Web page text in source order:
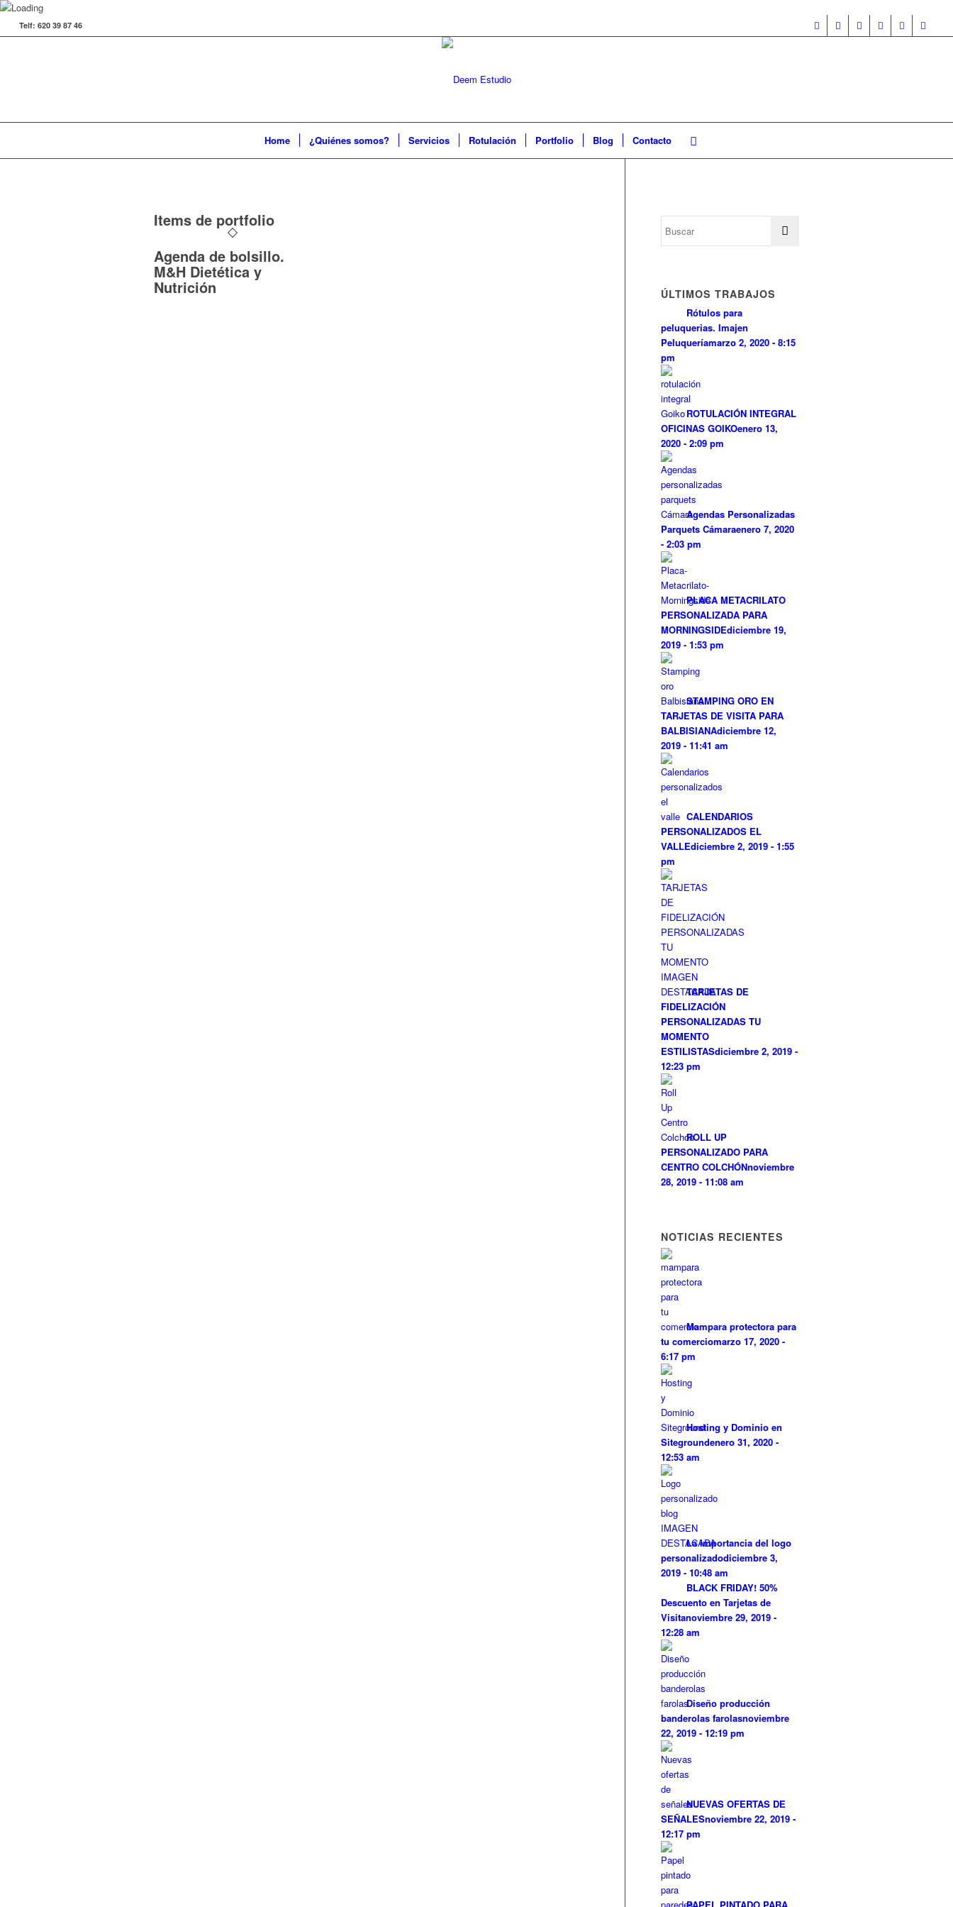
Telf: 620 39 87 46
Home ¿Quiénes somos? Servicios Rotulación Portfolio Blog Contacto
Items de portfolio
Agenda de bolsillo.
M&H Dietética y
Nutrición ÚLTIMOS TRABAJOS
Rótulos para
peluquerias. Imajen
Peluqueríamarzo 2, 2020 - 8:15
pm
ROTULACIÓN INTEGRAL
OFICINAS GOIKOenero 13,
2020 - 2:09 pm
Agendas Personalizadas
Parquets Cámaraenero 7, 2020
- 2:03 pm
PLACA METACRILATO
PERSONALIZADA PARA
MORNINGSIDEdiciembre 19,
2019 - 1:53 pm
STAMPING ORO EN
TARJETAS DE VISITA PARA
BALBISIANAdiciembre 12,
2019 - 11:41 am
CALENDARIOS
PERSONALIZADOS EL
VALLEdiciembre 2, 2019 - 1:55
pm
TARJETAS DE
FIDELIZACIÓN
PERSONALIZADAS TU
MOMENTO
ESTILISTASdiciembre 2, 2019 -
12:23 pm
ROLL UP
PERSONALIZADO PARA
CENTRO COLCHÓNnoviembre
28, 2019 - 11:08 am
NOTICIAS RECIENTES
Mampara protectora para
tu comerciomarzo 17, 2020 -
6:17 pm
Hosting y Dominio en
Sitegroundenero 31, 2020 -
12:53 am
La importancia del logo
personalizadodiciembre 3,
2019 - 10:48 am
BLACK FRIDAY! 50%
Descuento en Tarjetas de
Visitanoviembre 29, 2019 -
12:28 am
Diseño producción
banderolas farolasnoviembre
22, 2019 - 12:19 pm
NUEVAS OFERTAS DE
SEÑALESnoviembre 22, 2019 -
12:17 pm